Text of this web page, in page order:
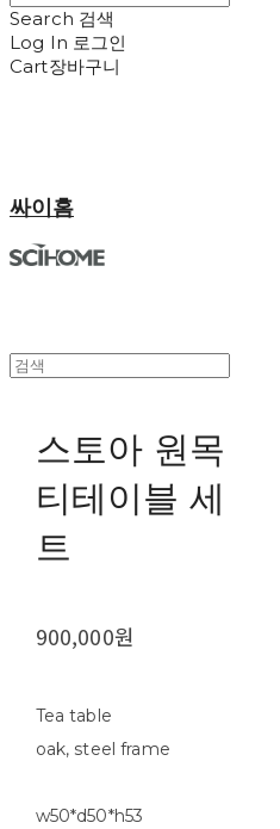
Search 검색
Log In 로그인
Cart장바구니
싸이홈
스토아 원목
티테이블 세
트
900,000원
Tea table
oak, steel frame
w50*d50*h53